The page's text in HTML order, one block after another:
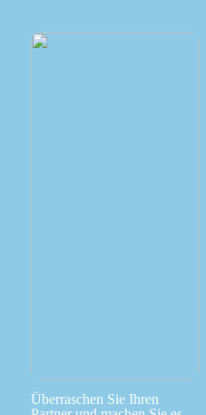
Überraschen Sie Ihren